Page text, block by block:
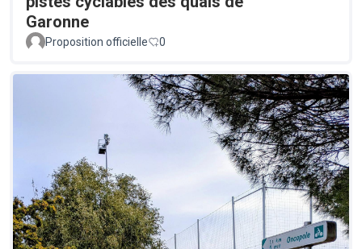
Garonne
Proposition officielle 0